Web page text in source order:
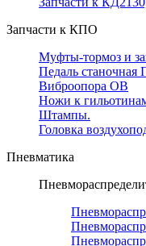
Запчасти к КПО
Муфты-тормоз и
Педаль
Виброопора ОВ
Ножи к
Штампы.
Головка
Пневматика